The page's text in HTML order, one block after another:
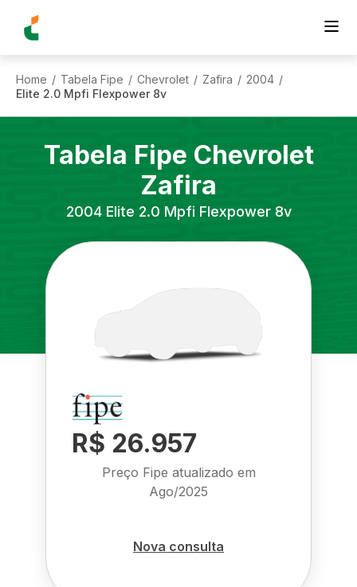
Home / Tabela Fipe / Chevrolet / Zafira / 2004 /
Elite 2.0 Mpfi Flexpower 8v
Tabela Fipe Chevrolet
Zafira
2004 Elite 2.0 Mpfi Flexpower 8v
R$ 26.957
Preço Fipe atualizado em
Ago/2025
Nova consulta